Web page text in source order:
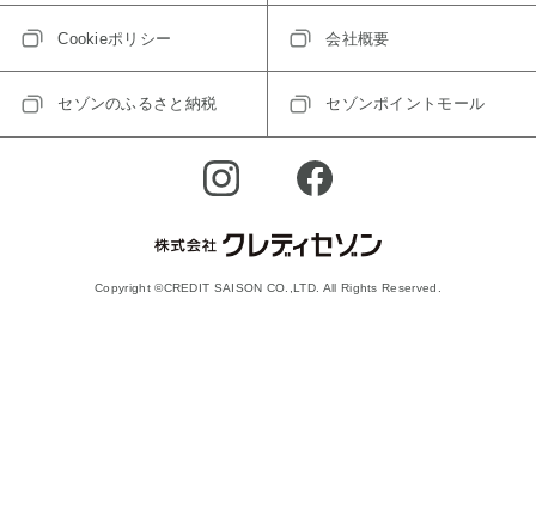
Cookieポリシー 会社概要
セゾンのふるさと納税 セゾンポイントモール
Copyright ©CREDIT SAISON CO.,LTD. All Rights Reserved.